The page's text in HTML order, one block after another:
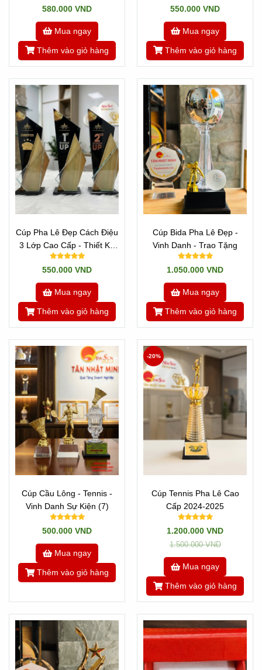
580.000 VND
Mua ngay
Thêm vào giỏ hàng
550.000 VND
Mua ngay
Thêm vào giỏ hàng
Cúp Pha Lê Đẹp Cách Điệu
3 Lớp Cao Cấp - Thiết Kế
Theo Yêu Cầu
550.000 VND
Mua ngay
Thêm vào giỏ hàng
Cúp Bida Pha Lê Đẹp -
Vinh Danh - Trao Tặng
1.050.000 VND
Mua ngay
Thêm vào giỏ hàng
Cúp Cầu Lông - Tennis -
Vinh Danh Sự Kiện (7)
500.000 VND
Mua ngay
Thêm vào giỏ hàng
Cúp Tennis Pha Lê Cao
Cấp 2024-2025
1.200.000 VND
1.500.000 VND
-20%
Mua ngay
Thêm vào giỏ hàng